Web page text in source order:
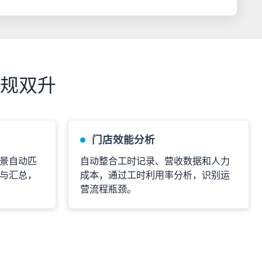
双升
自动匹
汇总，
门店效能分析
自动整合工时记录、营收数据和人力
成本，通过工时利用率分析，识别运
营流程瓶颈。